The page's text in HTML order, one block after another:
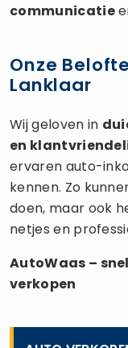
communicatie
Onze
Lanklaar
Wij geloven in
en
ervaren auto-
kennen. Zo
doen, maar ook
netjes en
AutoWaas –
verkopen